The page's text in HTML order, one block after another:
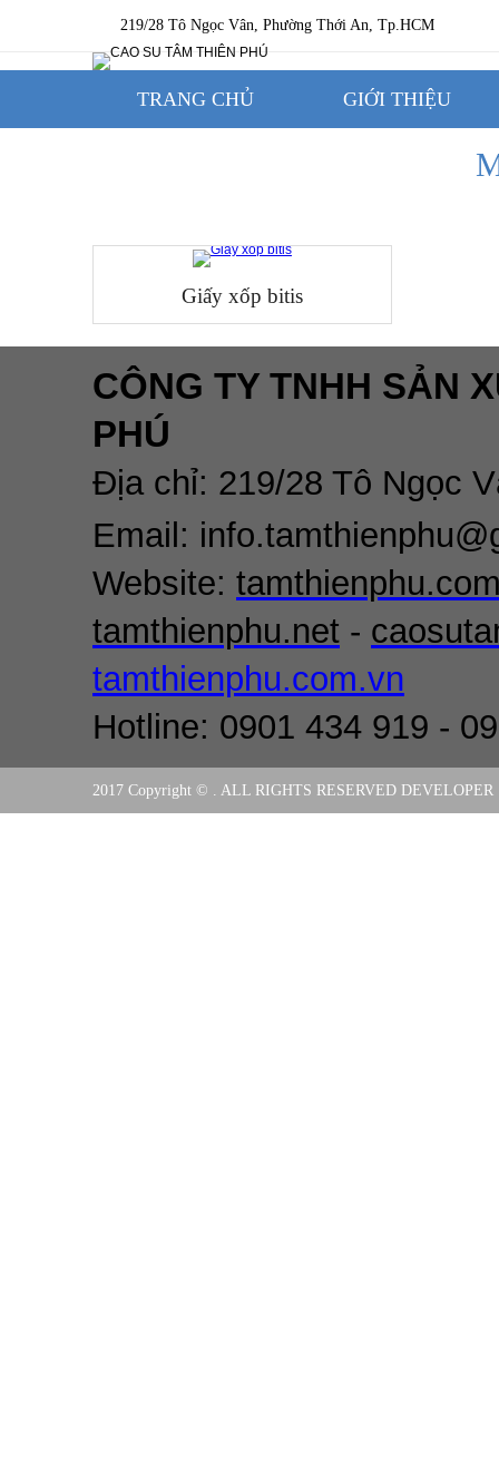
219/28 Tô Ngọc Vân, Phường Thới An, Tp.HCM
TRANG CHỦ GIỚI THIỆU
Giấy xốp bitis
CÔNG TY TNHH SẢN
PHÚ
Địa chỉ: 219/28 Tô Ngọc
Email:
Website:
tamthienphu.net -
tamthienphu.com.vn
Hotline: 0901 434 919 -
2017 Copyright © . ALL RIGHTS RESERVED DEVELOPER